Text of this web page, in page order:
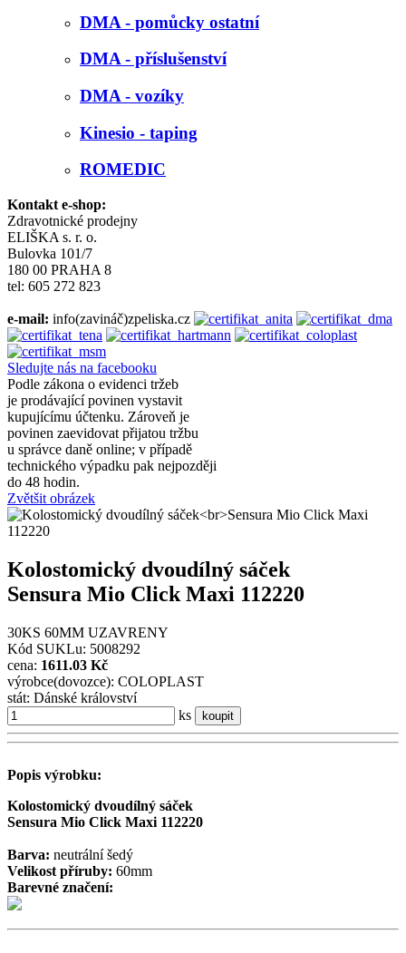
DMA - pomůcky ostatní
DMA - příslušenství
DMA - vozíky
Kinesio - taping
ROMEDIC
Kontakt e-shop:
Zdravotnické prodejny
ELIŠKA s. r. o.
Bulovka 101/7
180 00 PRAHA 8
tel: 605 272 823
e-mail: info(zavináč)zpeliska.cz
Sledujte nás na facebooku
Podle zákona o evidenci tržeb
je prodávající povinen vystavit
kupujícímu účtenku. Zároveň je
povinen zaevidovat přijatou tržbu
u správce daně online; v případě
technického výpadku pak nejpozději
do 48 hodin.
Zvětšit obrázek
Kolostomický dvoudílný sáček
Sensura Mio Click Maxi 112220
30KS 60MM UZAVRENY
Kód SUKLu: 5008292
cena: 1611.03 Kč
výrobce(dovozce): COLOPLAST
stát: Dánské království
ks
koupit
Popis výrobku:
Kolostomický dvoudílný sáček
Sensura Mio Click Maxi 112220
Barva: neutrální šedý
Velikost příruby: 60mm
Barevné značení: